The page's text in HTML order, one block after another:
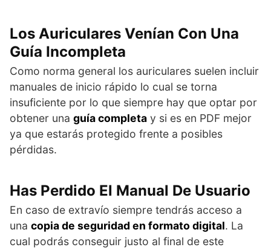
Los Auriculares Venían Con Una
Guía Incompleta
Como norma general los auriculares suelen incluir
manuales de inicio rápido lo cual se torna
insuficiente por lo que siempre hay que optar por
obtener una guía completa y si es en PDF mejor
ya que estarás protegido frente a posibles
pérdidas.
Has Perdido El Manual De Usuario
En caso de extravío siempre tendrás acceso a
una copia de seguridad en formato digital. La
cual podrás conseguir justo al final de este